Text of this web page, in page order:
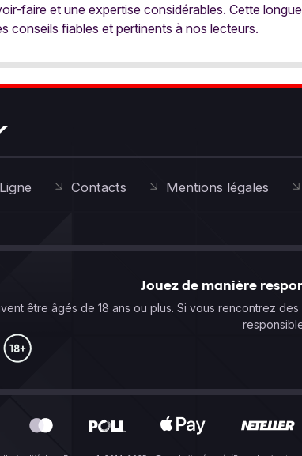
faire et une expertise considérables. Cette
conseils fiables et pertinents à nos lecteurs.
Contacts Mentions légales
Jouez de manière
être âgés de 18 ans ou plus. Si vous rencontrez